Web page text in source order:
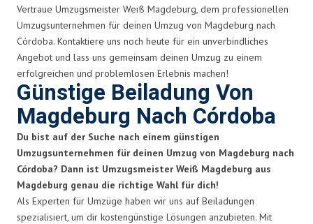
Vertraue Umzugsmeister Weiß Magdeburg, dem professionellen
Umzugsunternehmen für deinen Umzug von Magdeburg nach
Córdoba. Kontaktiere uns noch heute für ein unverbindliches
Angebot und lass uns gemeinsam deinen Umzug zu einem
erfolgreichen und problemlosen Erlebnis machen!
Günstige Beiladung Von
Magdeburg Nach Córdoba
Du bist auf der Suche nach einem günstigen
Umzugsunternehmen für deinen Umzug von Magdeburg nach
Córdoba? Dann ist Umzugsmeister Weiß Magdeburg aus
Magdeburg genau die richtige Wahl für dich!
Als Experten für Umzüge haben wir uns auf Beiladungen
spezialisiert, um dir kostengünstige Lösungen anzubieten. Mit